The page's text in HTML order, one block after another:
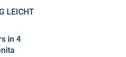
LEICHT
in 4